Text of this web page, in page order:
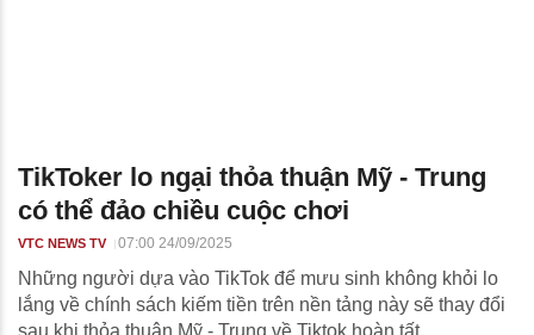
TikToker lo ngại thỏa thuận Mỹ - Trung
có thể đảo chiều cuộc chơi
VTC NEWS TV 07:00 24/09/2025
Những người dựa vào TikTok để mưu sinh không khỏi lo
lắng về chính sách kiếm tiền trên nền tảng này sẽ thay đổi